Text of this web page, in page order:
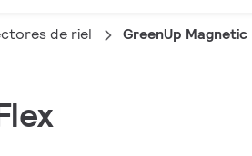
de riel GreenUp Magnetic